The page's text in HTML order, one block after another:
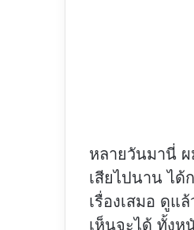
หลายวันมานี่ ผ
เสียไปนาน ได้
เรื่องเสมอ ดูแ
เห็นจะได้ ทั้ง